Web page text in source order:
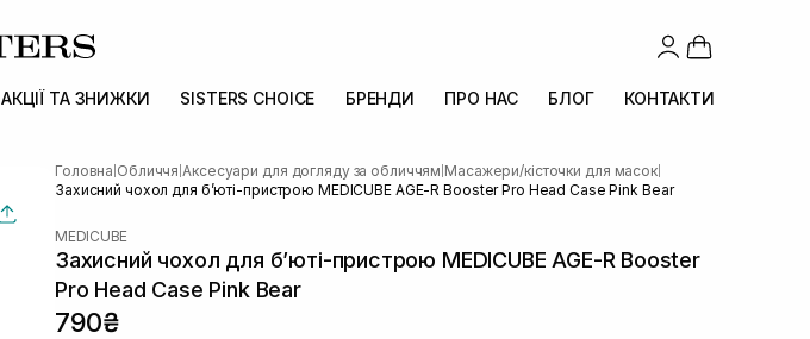
АКЦІЇ ТА ЗНИЖКИ SISTERS CHOICE БРЕНДИ ПРО НАС БЛОГ КОНТАКТИ
Головна Обличчя Аксесуари для догляду за обличчям Масажери/кісточки для масок|
Захисний чохол для бʼюті-пристрою MEDICUBE AGE-R Booster Pro Head Case Pink Bear
MEDICUBE
Захисний чохол для бʼюті-пристрою MEDICUBE AGE-R Booster
Pro Head Case Pink Bear
790₴